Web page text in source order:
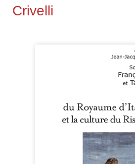
Crivelli